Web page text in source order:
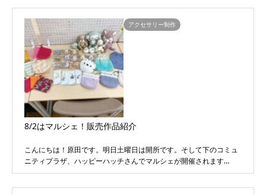
アクセサリー制作
8/2はマルシェ！販売作品紹介
こんにちは！原田です。明日土曜日は開所です。そして下のコミュ
ニティプラザ、ハッピーハッチさんでマルシェが開催されます…